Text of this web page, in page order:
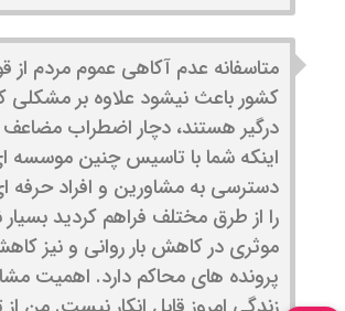
متاسفانه عدم آکاهی عموم مردم از
کشور باعث نیشود علاوه بر مشکلی
درگیر هستند، دچار اضطراب
اینکه شما با تاسیس چنین موسسه
دسترسی به مشاورین و افراد حرفه
را از طرق مختلف فراهم کردید
موثری در کاهش بار روانی و نیز
پرونده های محاکم دارد. اهمیت